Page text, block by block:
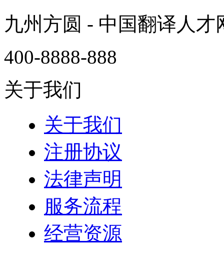
九州方圆 - 中国翻译人才
400-8888-888
关于我们
关于我们
注册协议
法律声明
服务流程
经营资源